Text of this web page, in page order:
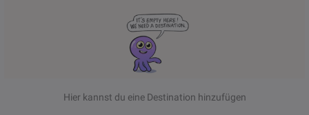
Hier kannst du eine Destination hinzufügen